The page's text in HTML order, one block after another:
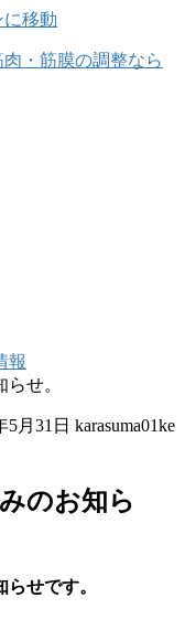
移動
報
せ。
5月31日 karasuma01ke
のお知ら
せです。